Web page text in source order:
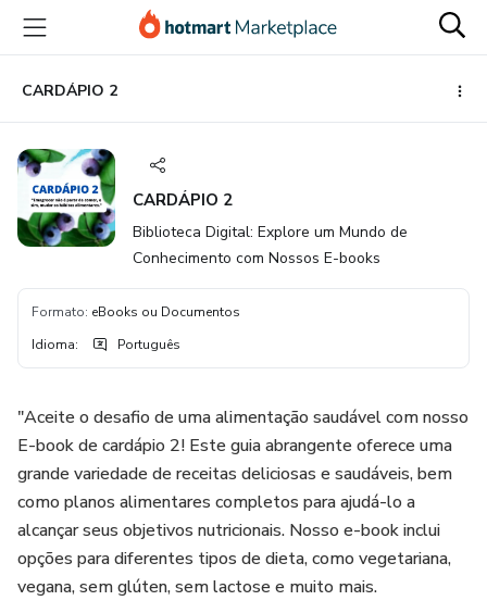
para
conteúdo
principal
para
pagamento
para
rodapé
CARDÁPIO 2
CARDÁPIO 2
Biblioteca Digital: Explore um Mundo de
Conhecimento com Nossos E-books
Formato: eBooks ou Documentos
Idioma: Português
"Aceite o desafio de uma alimentação saudável com nosso
E-book de cardápio 2! Este guia abrangente oferece uma
grande variedade de receitas deliciosas e saudáveis, bem
como planos alimentares completos para ajudá-lo a
alcançar seus objetivos nutricionais. Nosso e-book inclui
opções para diferentes tipos de dieta, como vegetariana,
vegana, sem glúten, sem lactose e muito mais.